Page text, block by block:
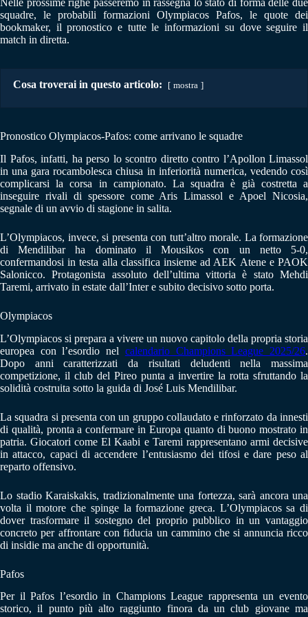
Nelle prossime righe passeremo in rassegna lo stato di forma delle due
squadre, le probabili formazioni Olympiacos Pafos, le quote dei
bookmaker, il pronostico e tutte le informazioni su dove seguire il
match in diretta.
Cosa troverai in questo articolo: mostra
Pronostico Olympiacos-Pafos: come arrivano le squadre
Il Pafos, infatti, ha perso lo scontro diretto contro l’Apollon Limassol
in una gara rocambolesca chiusa in inferiorità numerica, vedendo così
complicarsi la corsa in campionato. La squadra è già costretta a
inseguire rivali di spessore come Aris Limassol e Apoel Nicosia,
segnale di un avvio di stagione in salita.
L’Olympiacos, invece, si presenta con tutt’altro morale. La formazione
di Mendilibar ha dominato il Mousikos con un netto 5-0,
confermandosi in testa alla classifica insieme ad AEK Atene e PAOK
Salonicco. Protagonista assoluto dell’ultima vittoria è stato Mehdi
Taremi, arrivato in estate dall’Inter e subito decisivo sotto porta.
Olympiacos
L’Olympiacos si prepara a vivere un nuovo capitolo della propria storia
europea con l’esordio nel calendario Champions League 2025/26.
Dopo anni caratterizzati da risultati deludenti nella massima
competizione, il club del Pireo punta a invertire la rotta sfruttando la
solidità costruita sotto la guida di José Luis Mendilibar.
La squadra si presenta con un gruppo collaudato e rinforzato da innesti
di qualità, pronta a confermare in Europa quanto di buono mostrato in
patria. Giocatori come El Kaabi e Taremi rappresentano armi decisive
in attacco, capaci di accendere l’entusiasmo dei tifosi e dare peso al
reparto offensivo.
Lo stadio Karaiskakis, tradizionalmente una fortezza, sarà ancora una
volta il motore che spinge la formazione greca. L’Olympiacos sa di
dover trasformare il sostegno del proprio pubblico in un vantaggio
concreto per affrontare con fiducia un cammino che si annuncia ricco
di insidie ma anche di opportunità.
Pafos
Per il Pafos l’esordio in Champions League rappresenta un evento
storico, il punto più alto raggiunto finora da un club giovane ma